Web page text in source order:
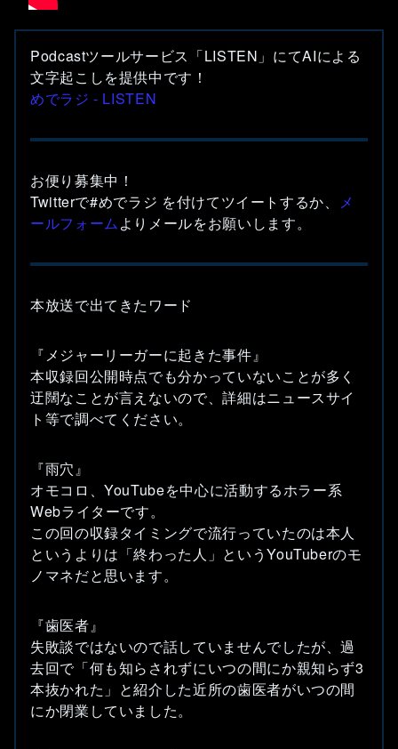
Podcastツールサービス「LISTEN」にてAIによる
文字起こしを提供中です！
めでラジ - LISTEN
お便り募集中！
Twitterで#めでラジ を付けてツイートするか、
メ
ールフォームよりメールをお願いします。
本放送で出てきたワード
『メジャーリーガーに起きた事件』
本収録回公開時点でも分かっていないことが多く
迂闊なことが言えないので、詳細はニュースサイ
ト等で調べてください。
『雨穴』
オモコロ、YouTubeを中心に活動するホラー系
Webライターです。
この回の収録タイミングで流行っていたのは本人
というよりは「終わった人」というYouTuberのモ
ノマネだと思います。
『歯医者』
失敗談ではないので話していませんでしたが、過
去回で「何も知らされずにいつの間にか親知らず3
本抜かれた」と紹介した近所の歯医者がいつの間
にか閉業していました。